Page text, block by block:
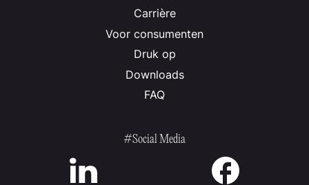
Carrière
Voor consumenten
Druk op
Downloads
FAQ
#Social Media